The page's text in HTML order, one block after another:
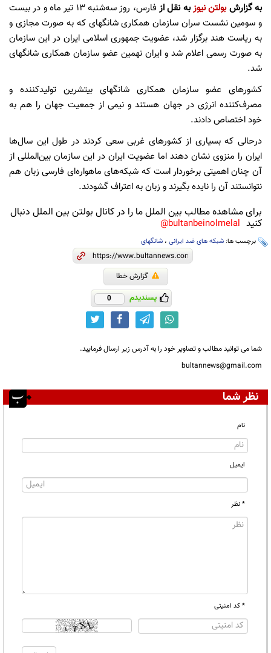
به گزارشبولتن نیوزبه نقل از
فارس، روز سه‌شنبه ۱۳ تیر ماه و در بیست
و سومین نشست سران سازمان همکاری شانگهای که به صورت مجازی و
به ریاست هند برگزار شد، عضویت جمهوری اسلامی ایران در این سازمان
به صورت رسمی اعلام شد و ایران نهمین عضو سازمان همکاری شانگهای
شد.
کشورهای عضو سازمان همکاری شانگهای بیتشرین تولیدکننده و
مصرف‌کننده انرژی در جهان هستند و نیمی از جمعیت جهان را هم به
خود اختصاص دادند.
درحالی که بسیاری از کشورهای غربی سعی کردند در طول این سال‌ها
ایران را منزوی نشان دهند اما عضویت ایران در این سازمان بین‌المللی از
آن چنان اهمیتی برخوردار است که شبکه‌های ماهواره‌ای فارسی زبان هم
نتوانستند آن را نایده بگیرند و زبان به اعتراف گشودند.
برای مشاهده مطالب بین الملل ما را در کانال بولتن بین الملل دنبال
کنید bultanbeinolmelal@
برچسب ها: شبکه های ضد ایرانی ، شانگهای
گزارش خطا
پسندیدم 0
شما می توانید مطالب و تصاویر خود را به آدرس زیر ارسال فرمایید.
bultannews@gmail.com
نظر شما
نام
ایمیل
* نظر
* کد امنیتی